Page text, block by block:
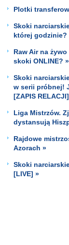
Plotki
Skoki
której godzinie?
Raw Air na
skoki ONLINE? »
Skoki
w serii próbnej!
[ZAPIS
Liga Mistrzów.
dystansują
Rajdowe
Azorach »
Skoki
[LIVE] »